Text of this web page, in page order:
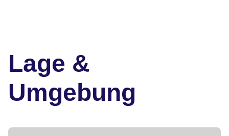
Lage &
Umgebung